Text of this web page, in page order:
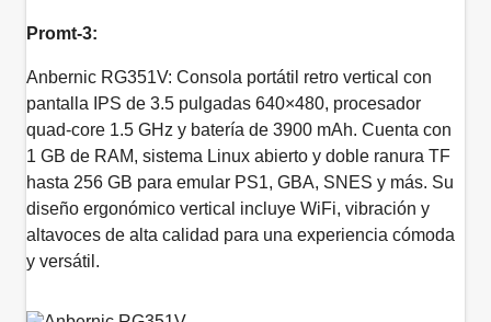
Promt-3:
Anbernic RG351V: Consola portátil retro vertical con
pantalla IPS de 3.5 pulgadas 640×480, procesador
quad-core 1.5 GHz y batería de 3900 mAh. Cuenta con
1 GB de RAM, sistema Linux abierto y doble ranura TF
hasta 256 GB para emular PS1, GBA, SNES y más. Su
diseño ergonómico vertical incluye WiFi, vibración y
altavoces de alta calidad para una experiencia cómoda
y versátil.